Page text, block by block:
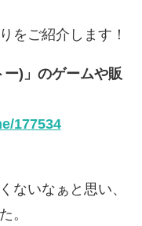
をご紹介します！
)」のゲームや販
177534
ないなぁと思い、
。